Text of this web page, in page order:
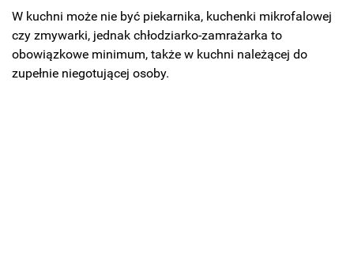
W kuchni może nie być piekarnika, kuchenki mikrofalowej
czy zmywarki, jednak chłodziarko-zamrażarka to
obowiązkowe minimum, także w kuchni należącej do
zupełnie niegotującej osoby.